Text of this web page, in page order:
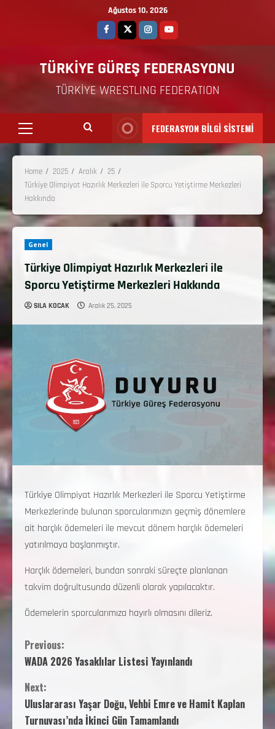
Ağustos 10, 2026
TÜRKİYE GÜREŞ FEDERASYONU
TÜRKİYE WRESTLING FEDERATION
FEDERASYON BİLGİ SİSTEMİ
Home 2025 Aralık
25
Türkiye Olimpiyat Hazırlık Merkezleri ile Sporcu Yetiştirme Merkezleri
Hakkında
Genel
Türkiye Olimpiyat Hazırlık Merkezleri ile
Sporcu Yetiştirme Merkezleri Hakkında
SILA KOCAK Aralık 25, 2025
Türkiye Olimpiyat Hazırlık Merkezleri ile Sporcu Yetiştirme
Merkezlerinde bulunan sporcularımızın geçmiş dönemlere
ait harçlık ödemeleri ile mevcut dönem harçlık ödemeleri
yatırılmaya başlanmıştır.
Harçlık ödemeleri, bundan sonraki süreçte planlanan
takvim doğrultusunda düzenli olarak yapılacaktır.
Ödemelerin sporcularımıza hayırlı olmasını dileriz.
Previous:
WADA 2026 Yasaklılar Listesi Yayınlandı
Next:
Uluslararası Yaşar Doğu, Vehbi Emre ve Hamit Kaplan
Turnuvası’nda İkinci Gün Tamamlandı